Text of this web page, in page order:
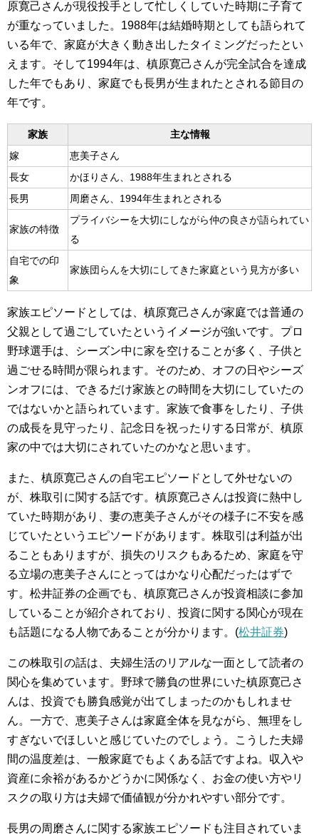
原寛己さんが現役投手として忙しくしていた時期に子育て
が重なっていました。1988年は結婚時期としても語られて
いる年で、家庭が大きく動き出したタイミングだったとい
えます。そして1994年は、槙原寛己さんが完全試合を達成
した年でもあり、家庭でも長男が生まれたとされる節目の
年です。
家族
主な情報
嫁
恵美子さん
長女
かほりさん、1988年生まれとされる
長男
周磨さん、1994年生まれとされる
家族の特徴
プライバシーを大切にしながら仲の良さが語られてい
る
自宅での印
象
家族団らんを大切にしてきた家庭という見方が多い
家族エピソードとしては、槙原寛己さんが家庭では普通の
父親として過ごしていたというイメージが強いです。プロ
野球選手は、シーズン中に家を空けることが多く、子供と
過ごせる時間が限られます。そのため、オフの日やシーズ
ンオフには、できるだけ家族との時間を大切にしていたの
ではないかと語られています。家族で食事をしたり、子供
の成長を見守ったり、記念日を祝ったりする日常が、槙原
家の中では大切にされていたのかなと思います。
また、槙原寛己さんの自宅エピソードとして外せないの
が、株取引に関する話です。槙原寛己さんは投資に熱中し
ていた時期があり、妻の恵美子さんがその様子に不安を感
じていたというエピソードがあります。株取引は利益が出
ることもありますが、損失のリスクもあるため、家庭を守
る立場の恵美子さんにとってはかなり心配だったはずで
す。松井証券の企画でも、槙原寛己さんが投資相談に参加
していることが紹介されており、投資に関する関心が現在
も話題になる人物であることが分かります。(松井証券)
この株取引の話は、夫婦生活のリアルな一面として読者の
関心を集めています。野球で勝負の世界にいた槙原寛己さ
んは、投資でも勝負感覚が出てしまったのかもしれませ
ん。一方で、恵美子さんは家庭全体を見ながら、無理をし
すぎないでほしいと感じていたのでしょう。こうした夫婦
間の温度差は、一般家庭でもよくある話ですよね。収入や
資産に余裕があるかどうかに関係なく、お金の使い方やリ
スクの取り方は夫婦で価値観が分かれやすい部分です。
長男の周磨さんに関する家族エピソードも注目されていま